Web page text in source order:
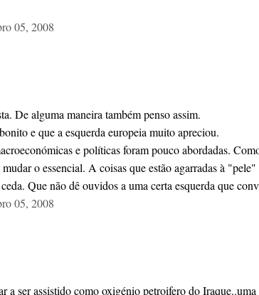
05, 2008
De alguma maneira também penso assim.
e que a esquerda europeia muito apreciou.
e políticas foram pouco abordadas.
o essencial. A coisas que estão agarradas à
Que não dê ouvidos a uma certa esquerda que
05, 2008
a ser assistido como oxigénio petroifero do